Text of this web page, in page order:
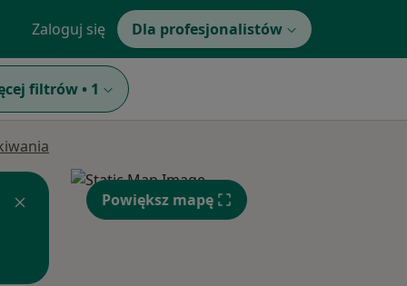
Zaloguj się Dla profesjonalistów
filtrów • 1
Powiększ mapę